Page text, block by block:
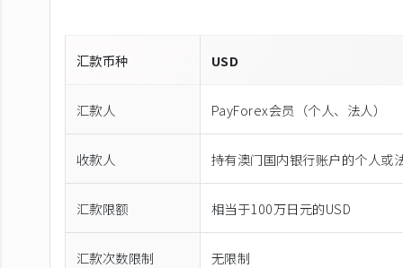
汇款币种 USD
汇款人 PayForex会员（个人、法人）
收款人 持有澳门国内银行账户的个人或
汇款限额 相当于100万日元的USD
汇款次数限制 无限制